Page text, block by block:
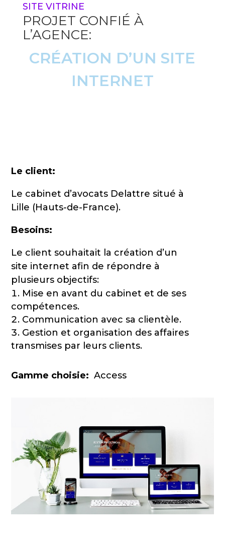
SITE VITRINE
PROJET CONFIÉ À
L’AGENCE:
CRÉATION D’UN SITE
INTERNET
Le client:
Le cabinet d’avocats Delattre situé à
Lille (Hauts-de-France).
Besoins:
Le client souhaitait la création d’un
site internet afin de répondre à
plusieurs objectifs:
Mise en avant du cabinet et de ses
compétences.
Communication avec sa clientèle.
Gestion et organisation des affaires
transmises par leurs clients.
Gamme choisie:Access